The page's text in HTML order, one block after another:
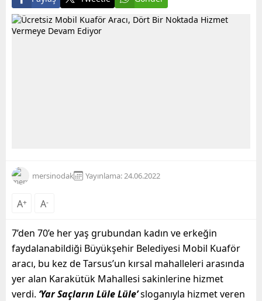
mersinodak Yayınlama: 24.06.2022
A+ A-
7’den 70’e her yaş grubundan kadın ve erkeğin
faydalanabildiği Büyükşehir Belediyesi Mobil Kuaför
aracı, bu kez de Tarsus’un kırsal mahalleleri arasında
yer alan Karakütük Mahallesi sakinlerine hizmet
verdi. ‘Yar Saçların Lüle Lüle’sloganıyla hizmet veren